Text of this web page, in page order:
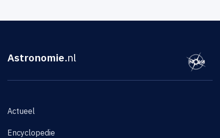
Astronomie.nl
Actueel
Encyclopedie